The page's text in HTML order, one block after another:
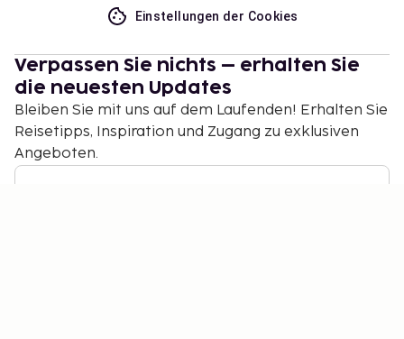
Einstellungen der Cookies
Verpassen Sie nichts – erhalten Sie
die neuesten Updates
Bleiben Sie mit uns auf dem Laufenden! Erhalten Sie
Reisetipps, Inspiration und Zugang zu exklusiven
Angeboten.